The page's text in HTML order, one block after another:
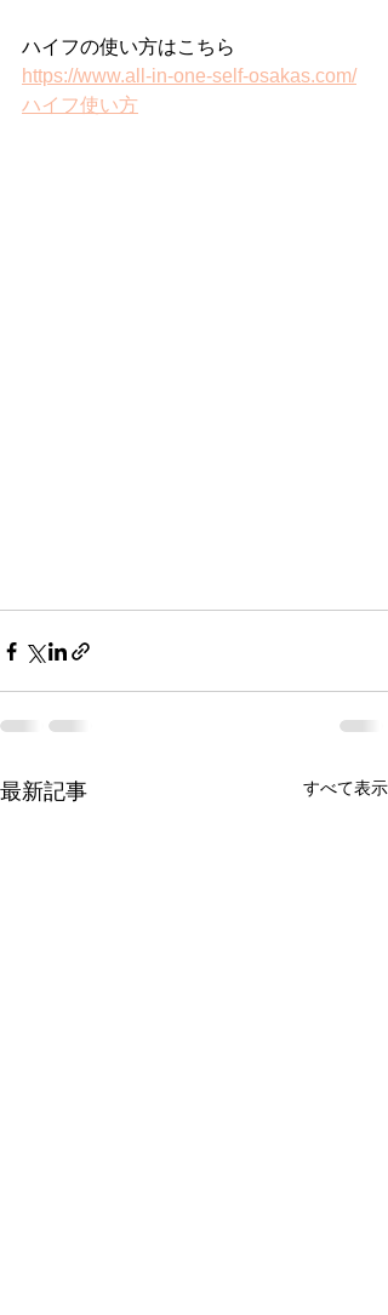
ハイフの使い方はこちら
https://www.all-in-one-self-osakas.com/
ハイフ使い方
最新記事 すべて表示